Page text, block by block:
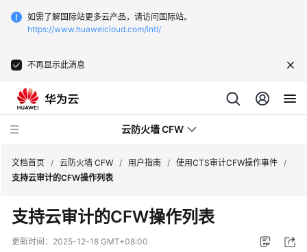
如需了解国际站更多云产品，请访问国际站。
https://www.huaweicloud.com/intl/
不再显示此消息
云防火墙 CFW
最
新
动
文档首页 / 云防火墙 CFW / 用户指南 / 使用CTS审计CFW操作事件 /
支持云审计的CFW操作列表
支持云审计的CFW操作列表
更新时间： 2025-12-18 GMT+08:00